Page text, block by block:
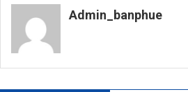
Admin_banphue